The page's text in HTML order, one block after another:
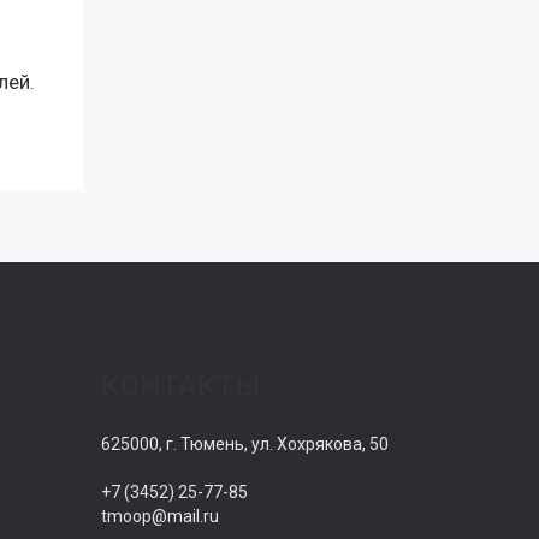
625000, г. Тюмень, ул. Хохрякова, 50
+7 (3452) 25-77-85
tmoop@mail.ru